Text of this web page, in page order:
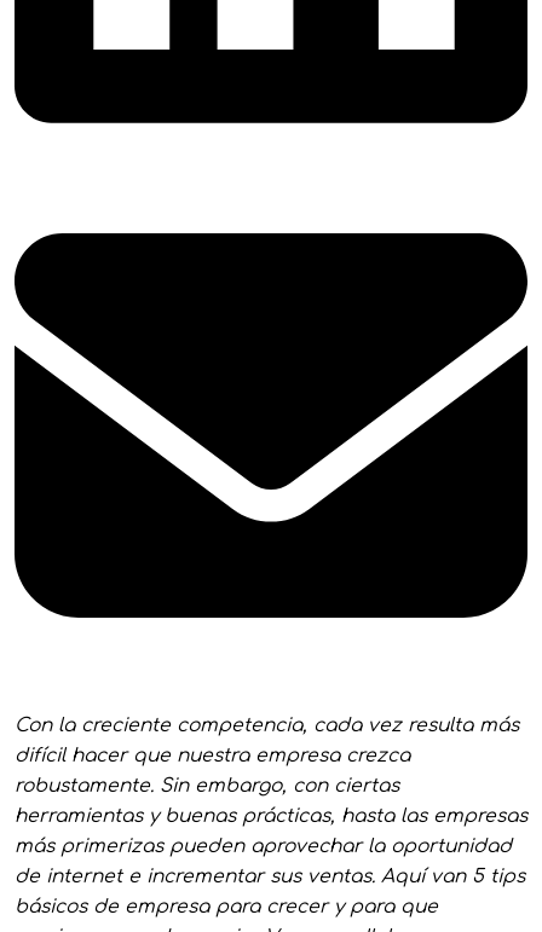
Con la creciente competencia, cada vez resulta más
difícil hacer que nuestra empresa crezca
robustamente. Sin embargo, con ciertas
herramientas y buenas prácticas, hasta las empresas
más primerizas pueden aprovechar la oportunidad
de internet e incrementar sus ventas. Aquí van 5 tips
básicos de empresa para crecer y para que